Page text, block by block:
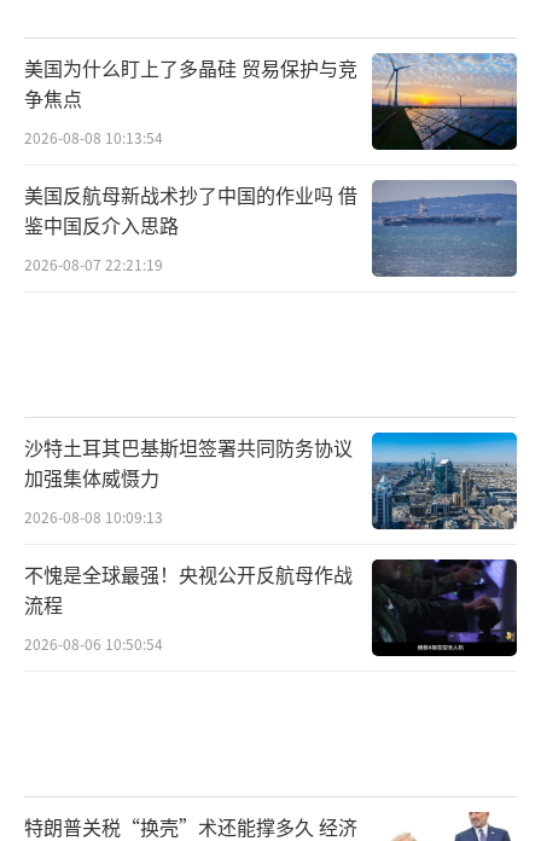
美国为什么盯上了多晶硅 贸易保护与竞
争焦点
2026-08-08 10:13:54
美国反航母新战术抄了中国的作业吗 借
鉴中国反介入思路
2026-08-07 22:21:19
沙特土耳其巴基斯坦签署共同防务协议
加强集体威慑力
2026-08-08 10:09:13
不愧是全球最强！央视公开反航母作战
流程
2026-08-06 10:50:54
特朗普关税“换壳”术还能撑多久 经济